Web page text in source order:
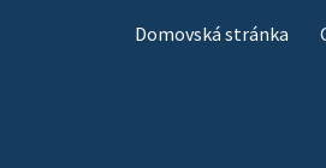
to main contentDomovská stránka